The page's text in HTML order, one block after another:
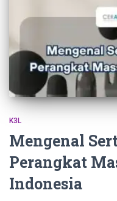
K3L
Mengenal
Perangkat
Indonesia